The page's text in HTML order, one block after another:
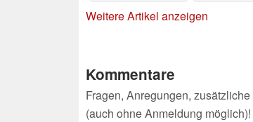
Weitere Artikel anzeigen
Kommentare
Fragen, Anregungen,
(auch ohne Anmeldung möglich)!